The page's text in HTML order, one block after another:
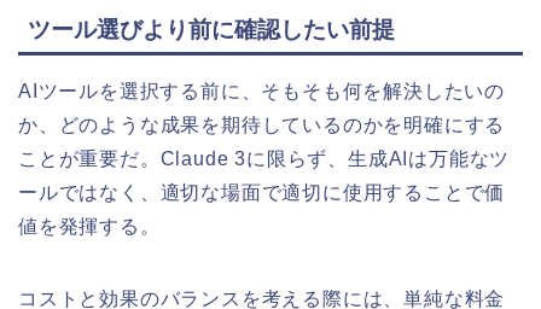
ツール選びより前に確認したい前提
AIツールを選択する前に、そもそも何を解決したいの
か、どのような成果を期待しているのかを明確にする
ことが重要だ。Claude 3に限らず、生成AIは万能なツ
ールではなく、適切な場面で適切に使用することで価
値を発揮する。
コストと効果のバランスを考える際には、単純な料金